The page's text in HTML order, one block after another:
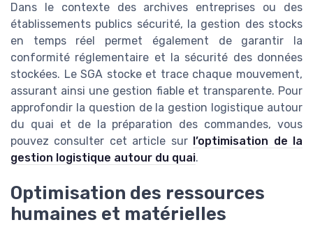
Dans le contexte des archives entreprises ou des
établissements publics sécurité, la gestion des stocks
en temps réel permet également de garantir la
conformité réglementaire et la sécurité des données
stockées. Le SGA stocke et trace chaque mouvement,
assurant ainsi une gestion fiable et transparente. Pour
approfondir la question de la gestion logistique autour
du quai et de la préparation des commandes, vous
pouvez consulter cet article sur l’optimisation de la
gestion logistique autour du quai.
Optimisation des ressources
humaines et matérielles